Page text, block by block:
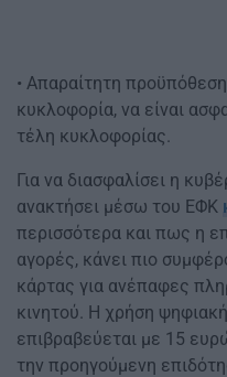
• Απαραίτητη
κυκλοφορία, να είναι
τέλη κυκλοφορίας.
Για να διασφαλίσει η
ανακτήσει μέσω του ΕΦΚ
περισσότερα και πως η
αγορές, κάνει πιο
κάρτας για ανέπαφες
κινητού. Η χρήση
επιβραβεύεται με 15
την προηγούμενη